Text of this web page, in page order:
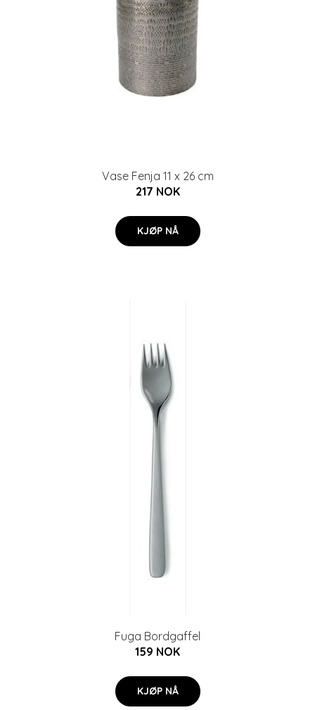
Vase Fenja 11 x 26 cm
217 NOK
KJØP NÅ
Fuga Bordgaffel
159 NOK
KJØP NÅ